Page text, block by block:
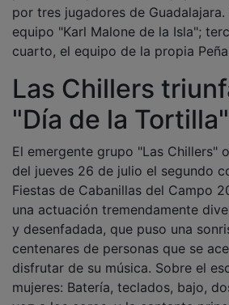
equipo "Karl Malone de la Isla";
cuarto, el equipo de la propia
Las Chillers
"Día de la Tortilla"
del jueves 26 de julio el segundo
Fiestas de Cabanillas del Campo
una actuación tremendamente
y desenfadada, que puso una
centenares de personas que se
disfrutar de su música. Sobre el
mujeres: Batería, teclados, bajo,
voz a los coros, y la cantante